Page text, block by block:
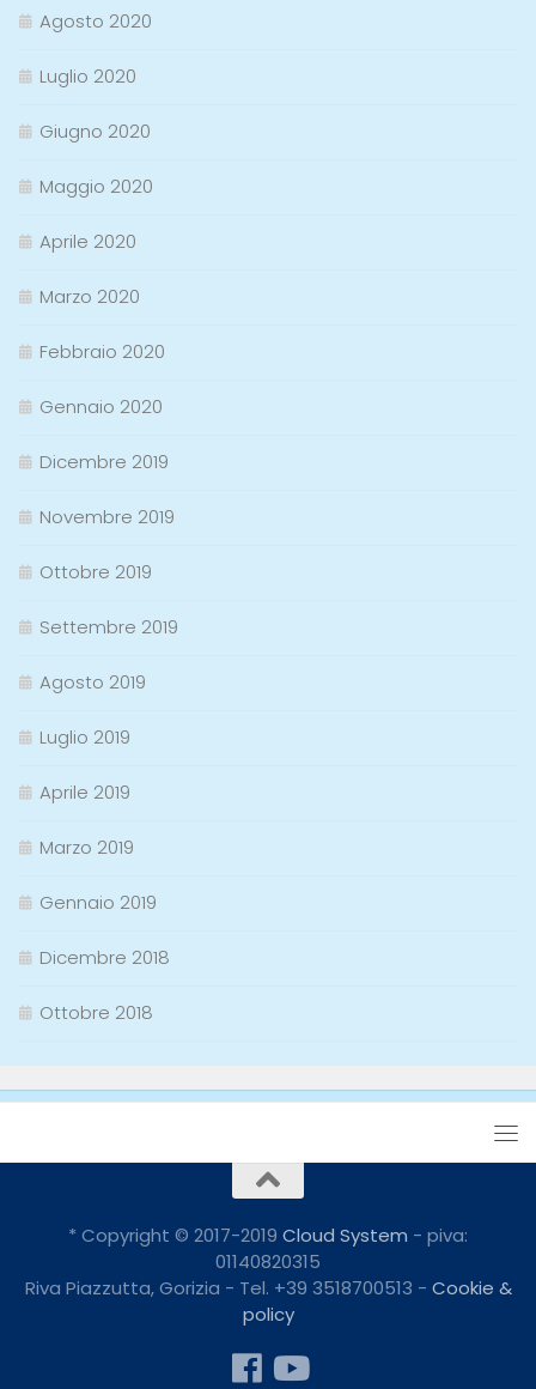
Agosto 2020
Luglio 2020
Giugno 2020
Maggio 2020
Aprile 2020
Marzo 2020
Febbraio 2020
Gennaio 2020
Dicembre 2019
Novembre 2019
Ottobre 2019
Settembre 2019
Agosto 2019
Luglio 2019
Aprile 2019
Marzo 2019
Gennaio 2019
Dicembre 2018
Ottobre 2018
* Copyright © 2017-2019 Cloud System - piva:
01140820315
Riva Piazzutta, Gorizia - Tel. +39 3518700513 - Cookie &
policy